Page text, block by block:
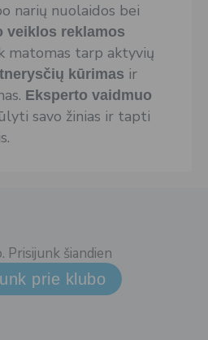
narių nuolaidos bei
veiklos reklamos
matomas tarp aktyvių
kūrimas ir
Eksperto vaidmuo
savo žinias ir tapti
Prisijunk šiandien
prie klubo